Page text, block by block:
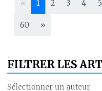
« 1 2 3 4 5
60 »
FILTRER LES
Sélectionner un auteur